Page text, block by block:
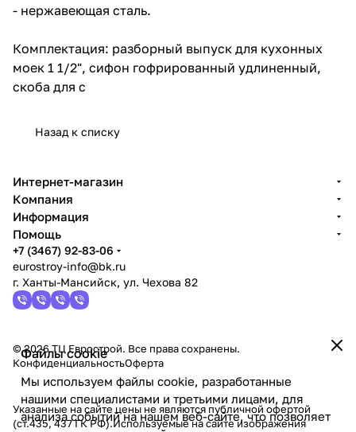
- нержавеющая сталь.
Комплектация: разборный выпуск для кухонных
моек 1 1/2", сифон гофрированный удлиненный,
скоба для с
Назад к списку
Файлы cookie
Мы используем файлы cookie, разработанные
нашими специалистами и третьими лицами, для
анализа событий на нашем веб-сайте, что позволяет
Интернет-магазин
Компания
Информация
Помощь
+7 (3467) 92-83-06
eurostroy-info@bk.ru
г. Ханты-Мансийск, ул. Чехова 82
© 2026 ТЦ Еврострой. Все права сохранены.
КонфиденциальностьОферта
Указанные на сайте цены не являются публичной офертой
(ст.435, 437 ГК РФ).Используемые на сайте изображения